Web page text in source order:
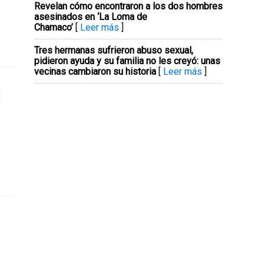
Revelan cómo encontraron a los dos hombres
asesinados en ‘La Loma de
Chamaco’ [ Leer más ]
Tres hermanas sufrieron abuso sexual,
pidieron ayuda y su familia no les creyó: unas
vecinas cambiaron su historia [ Leer más ]